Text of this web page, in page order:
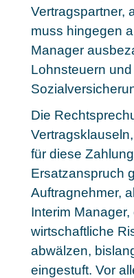
Vertragspartner,
muss hingegen
Manager
Lohnsteuern und
Die
für diese
Ersatzanspruch
Auftragnehmer,
Interim
wirtschaftliche
abwälzen,
eingestuft. Vor